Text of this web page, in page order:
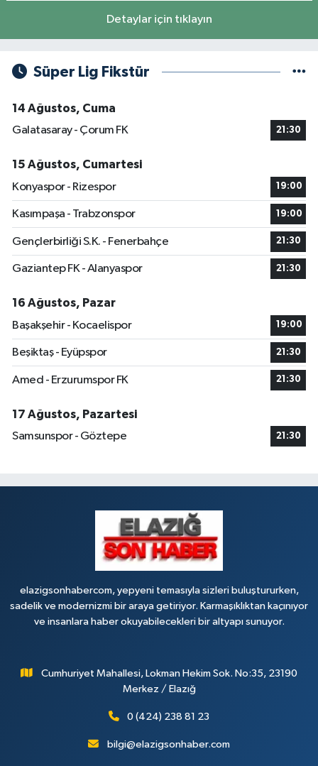
Detaylar için tıklayın
Süper Lig Fikstür
14 Ağustos, Cuma
Galatasaray - Çorum FK
21:30
15 Ağustos, Cumartesi
Konyaspor - Rizespor
19:00
Kasımpaşa - Trabzonspor 19:00
Gençlerbirliği S.K. - Fenerbahçe 21:30
Gaziantep FK - Alanyaspor 21:30
16 Ağustos, Pazar
Başakşehir - Kocaelispor
19:00
Beşiktaş - Eyüpspor 21:30
Amed - Erzurumspor FK 21:30
17 Ağustos, Pazartesi
Samsunspor - Göztepe
21:30
elazigsonhabercom, yepyeni temasıyla sizleri buluştururken,
sadelik ve modernizmi bir araya getiriyor. Karmaşıklıktan kaçınıyor
ve insanlara haber okuyabilecekleri bir altyapı sunuyor.
Cumhuriyet Mahallesi, Lokman Hekim Sok. No:35, 23190
Merkez / Elazığ
0 (424) 238 81 23
bilgi@elazigsonhaber.com